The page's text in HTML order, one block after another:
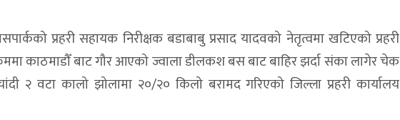
प्रहरी सहायक निरीक्षक बडाबाबु प्रसाद यादवको नेतृत्वमा खटिएको प्रहरी
काठमाडौँ बाट गौर आएको ज्वाला डीलकश बस बाट बाहिर झर्दा संका लागेर चेक
२ वटा कालो झोलामा २०/२० किलो बरामद गरिएको जिल्ला प्रहरी कार्यालय